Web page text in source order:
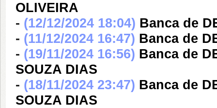
OLIVEIRA
- (12/12/2024 18:04) Banca de
- (11/12/2024 16:47) Banca de
- (19/11/2024 16:56) Banca de
SOUZA DIAS
- (18/11/2024 23:47) Banca de
SOUZA DIAS